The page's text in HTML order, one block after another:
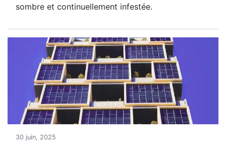
sombre et continuellement infestée.
30 juin, 2025